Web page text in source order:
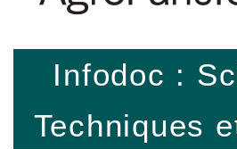
Infodoc :
Techniques